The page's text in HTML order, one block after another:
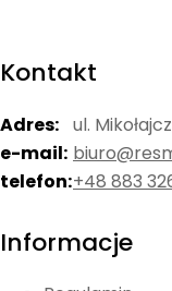
Kontakt
Adres: ul.
e-mail:
telefon:+48 883
Informacje